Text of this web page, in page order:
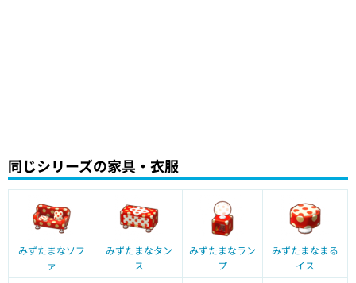
同じシリーズの家具・衣服
みずたまなソフ
ァ
みずたまなタン
ス
みずたまなラン
プ
みずたまなまる
イス